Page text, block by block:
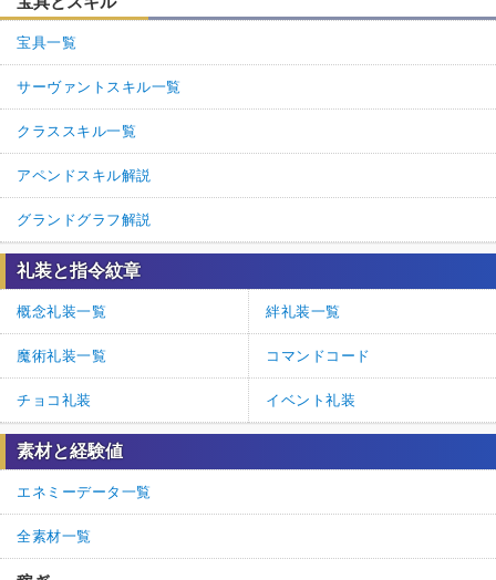
宝具一覧
サーヴァントスキル一覧
クラススキル一覧
アペンドスキル解説
グランドグラフ解説
礼装と指令紋章
概念礼装一覧 絆礼装一覧
魔術礼装一覧 コマンドコード
チョコ礼装 イベント礼装
素材と経験値
エネミーデータ一覧
全素材一覧